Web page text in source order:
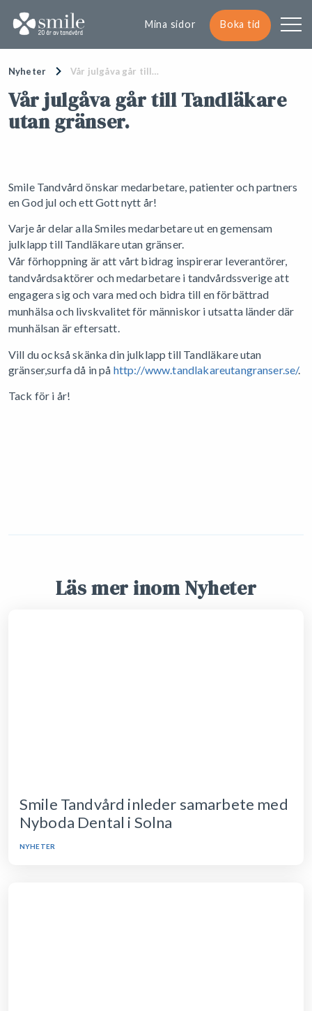
Nyheter Vår julgåva går till…
Vår julgåva går till Tandläkare
utan gränser.
Smile Tandvård önskar medarbetare, patienter och partners
en God jul och ett Gott nytt år!
Varje år delar alla Smiles medarbetare ut en gemensam
julklapp till Tandläkare utan gränser.
Vår förhoppning är att vårt bidrag inspirerar leverantörer,
tandvårdsaktörer och medarbetare i tandvårdssverige att
engagera sig och vara med och bidra till en förbättrad
munhälsa och livskvalitet för människor i utsatta länder där
munhälsan är eftersatt.
Vill du också skänka din julklapp till Tandläkare utan
gränser,surfa då in på http://www.tandlakareutangranser.se/.
Tack för i år!
Läs mer inom Nyheter
Smile Tandvård inleder samarbete med
Nyboda Dental i Solna
NYHETER
Mina sidor Boka tid